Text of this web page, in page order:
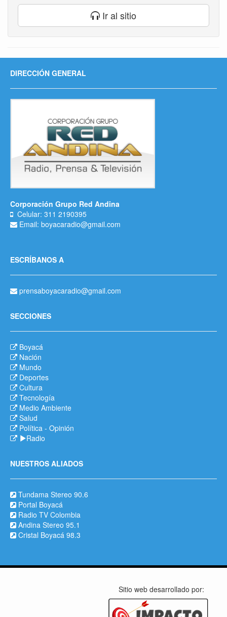
Ir al sitio
DIRECCIÓN GENERAL
Corporación Grupo Red Andina
Celular: 311 2190395
Email: boyacaradio@gmail.com
ESCRÍBANOS A
prensaboyacaradio@gmail.com
SECCIONES
Boyacá
Nación
Mundo
Deportes
Cultura
Tecnología
Medio Ambiente
Salud
Política - Opinión
Radio
NUESTROS ALIADOS
Tundama Stereo 90.6
Portal Boyacá
Radio TV Colombia
Andina Stereo 95.1
Cristal Boyacá 98.3
Sitio web desarrollado por: